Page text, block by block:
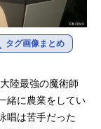
タグ画像まとめ
陸最強の魔術師
緒に農業をしてい
唱は苦手だった